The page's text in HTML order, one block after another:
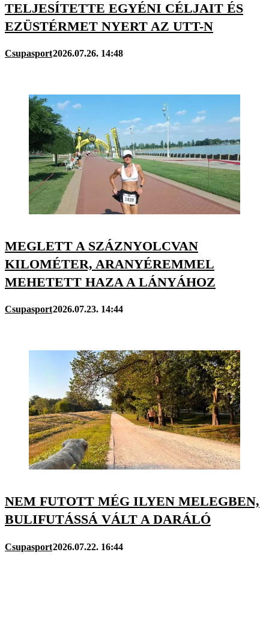
TELJESÍTETTE EGYÉNI CÉLJAIT ÉS
EZÜSTÉRMET NYERT AZ UTT-N
Csupasport2026.07.26. 14:48
MEGLETT A SZÁZNYOLCVAN
KILOMÉTER, ARANYÉREMMEL
MEHETETT HAZA A LÁNYÁHOZ
Csupasport2026.07.23. 14:44
NEM FUTOTT MÉG ILYEN MELEGBEN,
BULIFUTÁSSÁ VÁLT A DARÁLÓ
Csupasport2026.07.22. 16:44